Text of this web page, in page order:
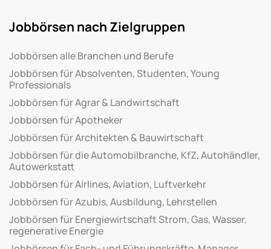
Jobbörsen nach Zielgruppen
Jobbörsen alle Branchen und Berufe
Jobbörsen für Absolventen, Studenten, Young
Professionals
Jobbörsen für Agrar & Landwirtschaft
Jobbörsen für Apotheker
Jobbörsen für Architekten & Bauwirtschaft
Jobbörsen für die Automobilbranche, KfZ, Autohändler,
Autowerkstatt
Jobbörsen für Airlines, Aviation, Luftverkehr
Jobbörsen für Azubis, Ausbildung, Lehrstellen
Jobbörsen für Energiewirtschaft Strom, Gas, Wasser,
regenerative Energie